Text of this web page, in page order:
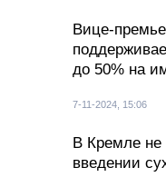
Вице-
до 50% на
7-11-2024, 15:06
В Кремле не
введении